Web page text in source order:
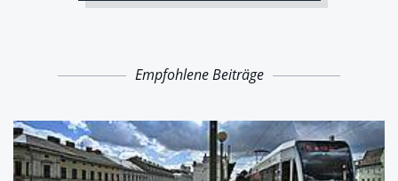
Empfohlene Beiträge